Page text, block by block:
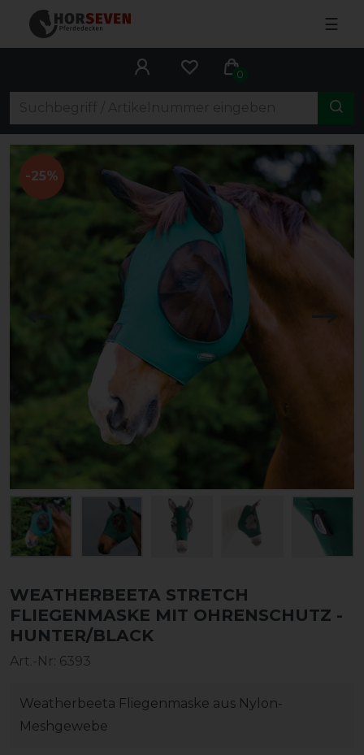
☰
0
-25%
WEATHERBEETA STRETCH
FLIEGENMASKE MIT OHRENSCHUTZ -
HUNTER/BLACK
Art.-Nr: 6393
Weatherbeeta Fliegenmaske aus Nylon-
Meshgewebe